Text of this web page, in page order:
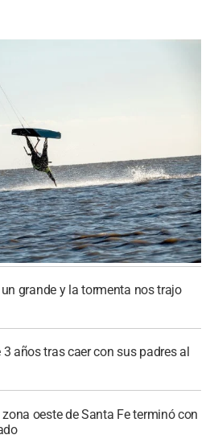
grande y la tormenta nos trajo
años tras caer con sus padres al
oeste de Santa Fe terminó con